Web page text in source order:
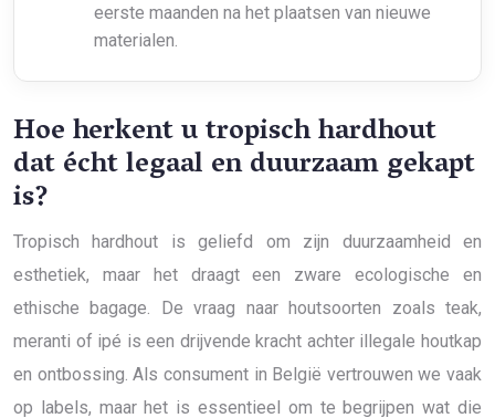
eerste maanden na het plaatsen van nieuwe
materialen.
Hoe herkent u tropisch hardhout
dat écht legaal en duurzaam gekapt
is?
Tropisch hardhout is geliefd om zijn duurzaamheid en
esthetiek, maar het draagt een zware ecologische en
ethische bagage. De vraag naar houtsoorten zoals teak,
meranti of ipé is een drijvende kracht achter illegale houtkap
en ontbossing. Als consument in België vertrouwen we vaak
op labels, maar het is essentieel om te begrijpen wat die